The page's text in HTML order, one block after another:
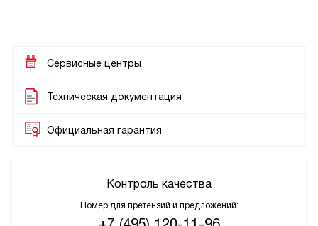
Сервисные центры
Техническая документация
Официальная гарантия
Контроль качества
Номер для претензий и предложений: